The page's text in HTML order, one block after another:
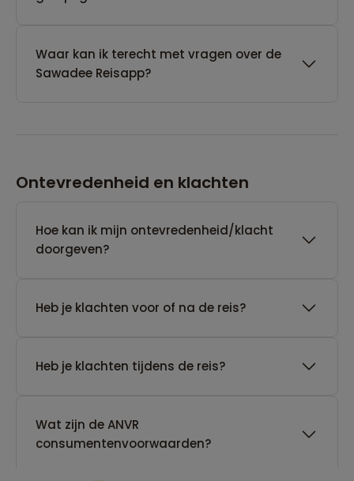
Waar kan ik terecht met vragen over de
Sawadee Reisapp?
Ontevredenheid en klachten
Hoe kan ik mijn ontevredenheid/klacht
doorgeven?
Heb je klachten voor of na de reis?
Heb je klachten tijdens de reis?
Wat zijn de ANVR
consumentenvoorwaarden?